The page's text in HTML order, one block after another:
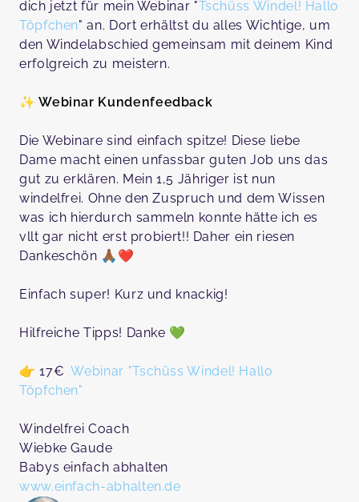
dich jetzt für mein Webinar "Tschüss Windel! Hallo
Töpfchen" an. Dort erhältst du alles Wichtige, um
den Windelabschied gemeinsam mit deinem Kind
erfolgreich zu meistern.
✨ Webinar Kundenfeedback
Die Webinare sind einfach spitze! Diese liebe
Dame macht einen unfassbar guten Job uns das
gut zu erklären. Mein 1,5 Jähriger ist nun
windelfrei. Ohne den Zuspruch und dem Wissen
was ich hierdurch sammeln konnte hätte ich es
vllt gar nicht erst probiert!! Daher ein riesen
Dankeschön 🙏🏾❤️
Einfach super! Kurz und knackig!
Hilfreiche Tipps! Danke 💚
👉 17€Webinar "Tschüss Windel! Hallo
Töpfchen"
Windelfrei Coach
Wiebke Gaude
Babys einfach abhalten
www.einfach-abhalten.de